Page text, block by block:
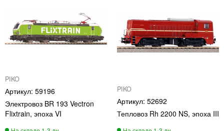
PIKO
59196
Электровоз BR 193 Vectron
Flixtrain, эпоха VI
PIKO
52692
Тепловоз Rh 2200 NS, эпоха III